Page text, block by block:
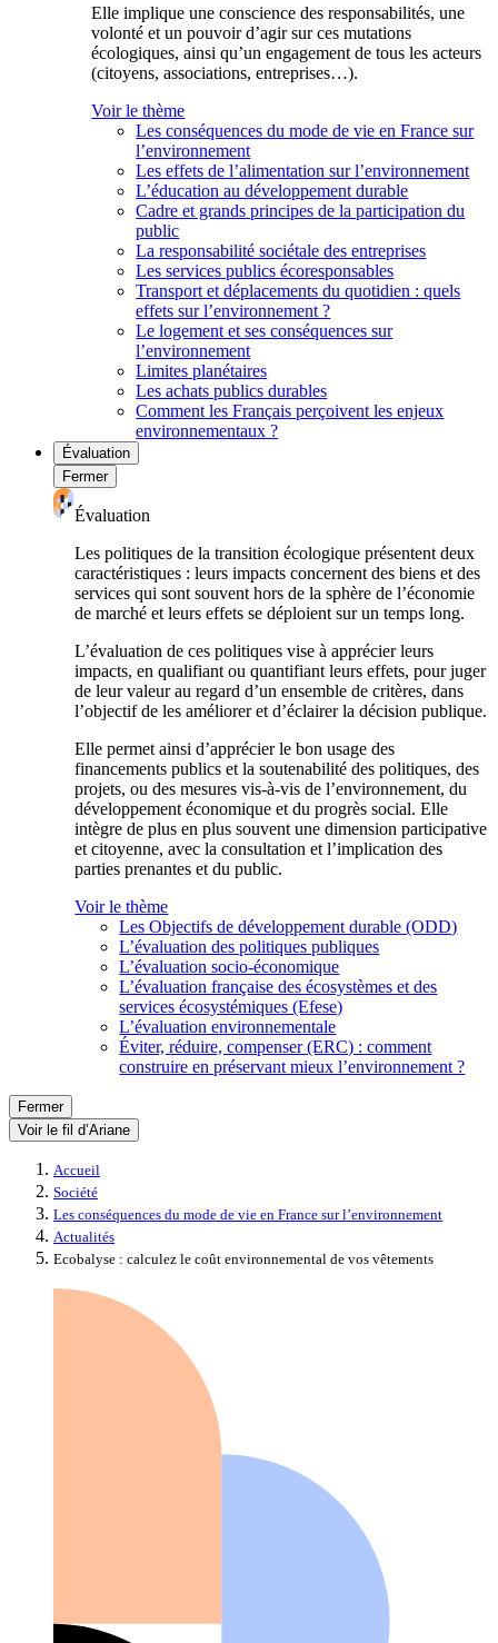
Elle implique une conscience des responsabilités, une
volonté et un pouvoir d’agir sur ces mutations
écologiques, ainsi qu’un engagement de tous les acteurs
(citoyens, associations, entreprises…).
Voir le thème
Les conséquences du mode de vie en France sur
l’environnement
Les effets de l’alimentation sur l’environnement
L’éducation au développement durable
Cadre et grands principes de la participation du
public
La responsabilité sociétale des entreprises
Les services publics écoresponsables
Transport et déplacements du quotidien : quels
effets sur l’environnement ?
Le logement et ses conséquences sur
l’environnement
Limites planétaires
Les achats publics durables
Comment les Français perçoivent les enjeux
environnementaux ?
Évaluation
Fermer
Évaluation
Les politiques de la transition écologique présentent deux
caractéristiques : leurs impacts concernent des biens et des
services qui sont souvent hors de la sphère de l’économie
de marché et leurs effets se déploient sur un temps long.
L’évaluation de ces politiques vise à apprécier leurs
impacts, en qualifiant ou quantifiant leurs effets, pour juger
de leur valeur au regard d’un ensemble de critères, dans
l’objectif de les améliorer et d’éclairer la décision publique.
Elle permet ainsi d’apprécier le bon usage des
financements publics et la soutenabilité des politiques, des
projets, ou des mesures vis-à-vis de l’environnement, du
développement économique et du progrès social. Elle
intègre de plus en plus souvent une dimension participative
et citoyenne, avec la consultation et l’implication des
parties prenantes et du public.
Voir le thème
Les Objectifs de développement durable (ODD)
L’évaluation des politiques publiques
L’évaluation socio-économique
L’évaluation française des écosystèmes et des
services écosystémiques (Efese)
L’évaluation environnementale
Éviter, réduire, compenser (ERC) : comment
construire en préservant mieux l’environnement ?
Fermer
Voir le fil d’Ariane
Accueil
Société
Les conséquences du mode de vie en France sur l’environnement
Actualités
Ecobalyse : calculez le coût environnemental de vos vêtements